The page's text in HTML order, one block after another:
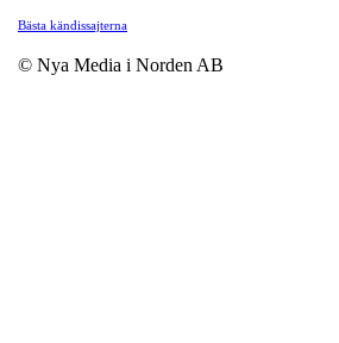
Bästa kändissajterna
© Nya Media i Norden AB